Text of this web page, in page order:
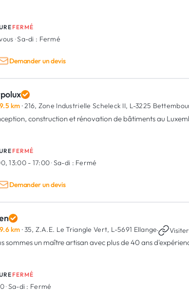
FERMÉ
·Sa-di : Fermé
Demander un devis
9.5 km · 216, Zone Industrielle Scheleck II, L-3225
construction et rénovation de bâtiments au
FERMÉ
13:00 - 17:00·Sa-di : Fermé
Demander un devis
9.6 km · 35, Z.A.E. Le Triangle Vert, L-5691 Ellange·
sommes un maître artisan avec plus de 40 ans
FERMÉ
·Sa-di : Fermé